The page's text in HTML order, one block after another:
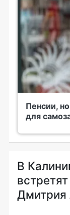
Пенсии,
для
В
Дмитрия